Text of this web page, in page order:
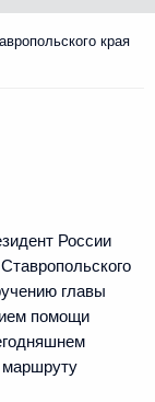
края
России
главы
помощи
маршруту